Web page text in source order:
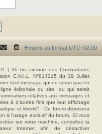
Heures au format UTC+02:00
| 36 bis avenue des Combattants
C.N.I.L. N°814215 du 29 Juillet
tout message qui ne serait pas en
éditoriale du site, ou qui serait
relatives aux messages et
à d'autres fins que leur affichage
et liberté" : Ce forum déposera
à l'usage exclusif du forum. Si vous
sur votre machine, consultez la
Internet afin de désactiver